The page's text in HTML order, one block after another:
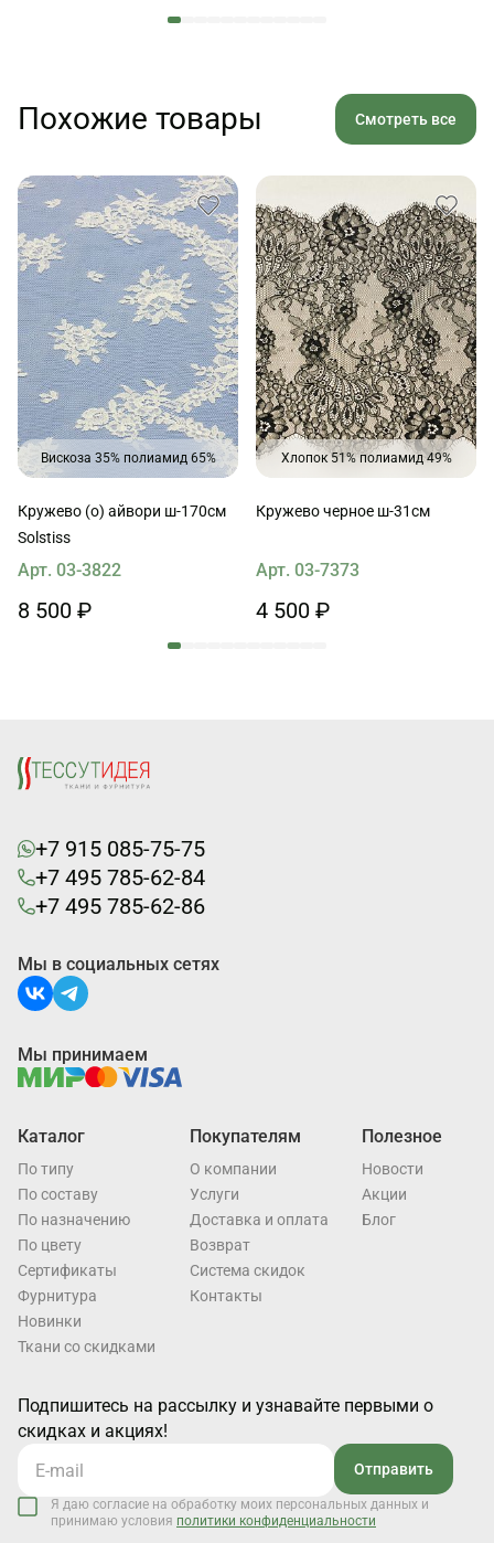
Похожие товары Смотреть все
Вискоза 35% полиамид 65%
Кружево (о) айвори ш-170см
Solstiss
Арт. 03-3822
8 500 ₽
Хлопок 51% полиамид 49%
Кружево черное ш-31см
Арт. 03-7373
4 500 ₽
+7 915 085-75-75
+7 495 785-62-84
+7 495 785-62-86
Каталог
По типу
По составу
По назначению
По цвету
Cертификаты
Фурнитура
Новинки
Ткани со скидками
Покупателям
О компании
Услуги
Доставка и оплата
Возврат
Система скидок
Контакты
Полезное
Новости
Акции
Блог
Подпишитесь на рассылку и узнавайте первыми о
скидках и акциях!
Отправить
Я даю согласие на обработку моих персональных данных и
принимаю условия политики конфиденциальности
Мы в социальных сетях
Мы принимаем